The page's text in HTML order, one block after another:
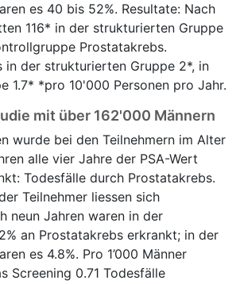
es 40 bis 52%. Resultate: Nach
116* in der strukturierten Gruppe
Prostatakrebs.
in der strukturierten Gruppe 2*, in
1.7* *pro 10'000 Personen pro Jahr.
mit über 162'000 Männern
wurde bei den Teilnehmern im Alter
alle vier Jahre der PSA-Wert
Todesfälle durch Prostatakrebs.
Teilnehmer liessen sich
neun Jahren waren in der
an Prostatakrebs erkrankt; in der
es 4.8%. Pro 1’000 Männer
Screening 0.71 Todesfälle